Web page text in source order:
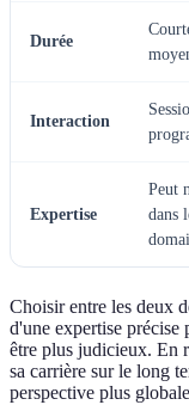
Durée
Interaction
Expertise
Peut
dans
Choisir entre les deux
d'une expertise
être plus judicieux. En
sa carrière sur le long
perspective plus